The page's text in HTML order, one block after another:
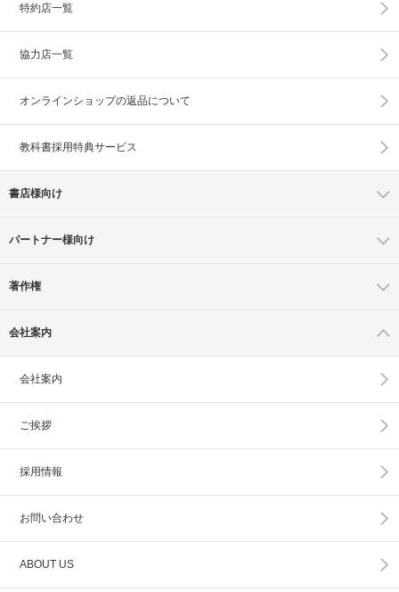
特約店一覧
協力店一覧
オンラインショップの返品について
教科書採用特典サービス
書店様向け
パートナー様向け
著作権
会社案内
会社案内
ご挨拶
採用情報
お問い合わせ
ABOUT US